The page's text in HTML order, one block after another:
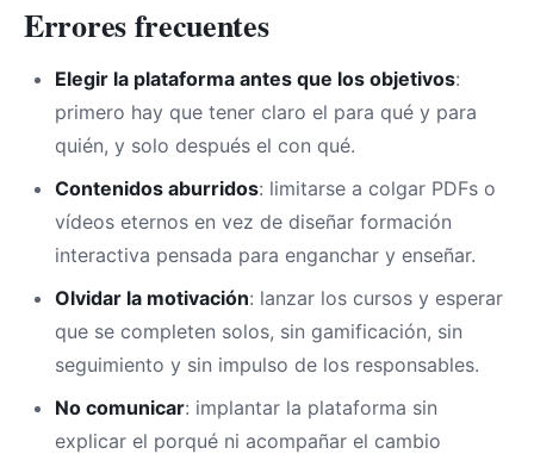
Errores frecuentes
Elegir la plataforma antes que los objetivos:
primero hay que tener claro el para qué y para
quién, y solo después el con qué.
Contenidos aburridos: limitarse a colgar PDFs o
vídeos eternos en vez de diseñar formación
interactiva pensada para enganchar y enseñar.
Olvidar la motivación: lanzar los cursos y esperar
que se completen solos, sin gamificación, sin
seguimiento y sin impulso de los responsables.
No comunicar: implantar la plataforma sin
explicar el porqué ni acompañar el cambio